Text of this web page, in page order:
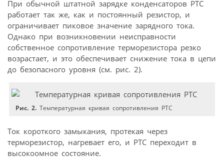
При обычной штатной зарядке конденсаторов PTC
работает так же, как и постоянный резистор, и
ограничивает пиковое значение зарядного тока.
Однако при возникновении неисправности
собственное сопротивление терморезистора резко
возрастает, и это обеспечивает снижение тока в цепи
до безопасного уровня (см. рис. 2).
Рис. 2. Температурная кривая сопротивления PTC
Ток короткого замыкания, протекая через
терморезистор, нагревает его, и PTC переходит в
высокоомное состояние.